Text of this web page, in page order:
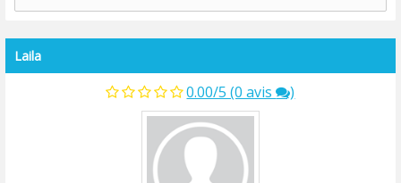
Laila
0.00/5 (0 avis )